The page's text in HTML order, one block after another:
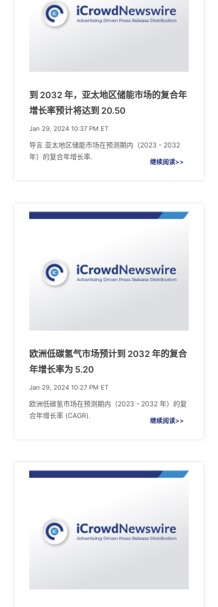
到 2032 年，亚太地区储能市场的复合年
增长率预计将达到 20.50
Jan 29, 2024 10:37 PM ET
导言 亚太地区储能市场在预测期内（2023 - 2032
年）的复合年增长率.
继续阅读>>
欧洲低碳氢气市场预计到 2032 年的复合
年增长率为 5.20
Jan 29, 2024 10:27 PM ET
欧洲低碳氢市场在预测期内（2023 - 2032 年）的复
合年增长率 (CAGR).
继续阅读>>